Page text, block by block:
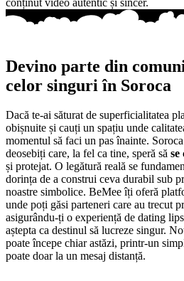
conținut video autentic și sincer.
Devino parte din
celor singuri în Soroca
Dacă te-ai săturat de superficialitatea
obișnuite și cauți un spațiu unde
momentul să faci un pas înainte.
deosebiți care, la fel ca tine, speră să se
și protejat. O legătură reală se
dorința de a construi ceva durabil sub
noastre simbolice. BeMee îți oferă
unde poți găsi parteneri care au trecut
asigurându-ți o experiență de dating
aștepta ca destinul să lucreze singur.
poate începe chiar astăzi, printr-un
poate doar la un mesaj distanță.